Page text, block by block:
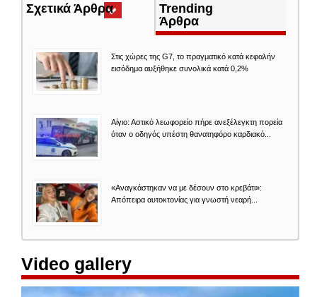
Σχετικά Άρθρα(ενεργή
καρτέλα)
Trending
Άρθρα
Στις χώρες της G7, το πραγματικό κατά κεφαλήν
εισόδημα αυξήθηκε συνολικά κατά 0,2%
Αίγιο: Αστικό λεωφορείο πήρε ανεξέλεγκτη πορεία
όταν ο οδηγός υπέστη θανατηφόρο καρδιακό...
«Αναγκάστηκαν να με δέσουν στο κρεβάτι»:
Απόπειρα αυτοκτονίας για γνωστή νεαρή...
Video gallery